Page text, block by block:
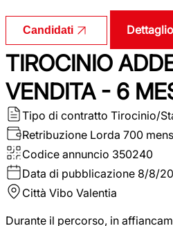
Candidati
TIROCINIO
VENDITA - 6
Tipo di contratto Tirocinio/
Retribuzione Lorda 700
Codice annuncio 350240
Data di pubblicazione 8/8/
Città Vibo Valentia
Durante il percorso, in